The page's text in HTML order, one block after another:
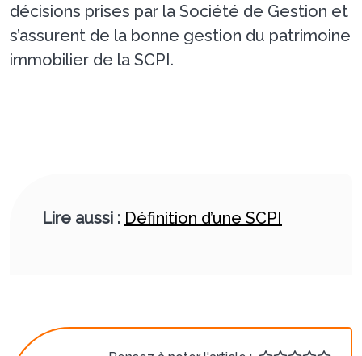
décisions prises par la Société de Gestion et
s’assurent de la bonne gestion du patrimoine
immobilier de la SCPI.
Lire aussi : Définition d’une SCPI